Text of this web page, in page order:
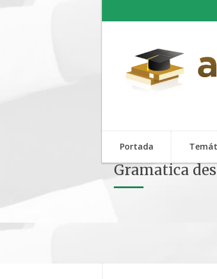
Portada
Gramatica